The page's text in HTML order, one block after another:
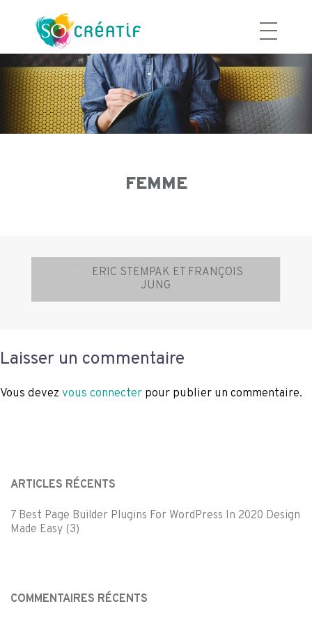
contenu
FEMME
NavigationERIC STEMPAK ET FRANÇOIS
JUNG
Laisser un commentaire
Vous devez vous connecter pour publier un commentaire.
ARTICLES RÉCENTS
7 Best Page Builder Plugins For WordPress In 2020 Design
Made Easy (3)
COMMENTAIRES RÉCENTS